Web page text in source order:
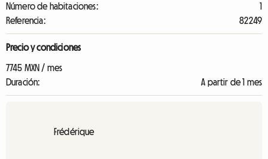
Número de habitaciones:
1
Referencia:
82249
Precio y condiciones
7745 MXN / mes
Duración:
A partir de 1 mes
Frédérique